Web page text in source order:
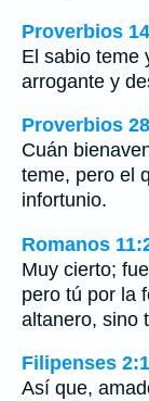
Proverbios
El sabio teme
arrogante y
Proverbios
Cuán
teme, pero el
infortunio.
Romanos
Muy cierto;
pero tú por la
altanero, sino
Filipenses
Así que,